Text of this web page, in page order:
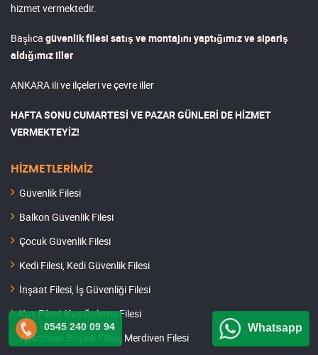
hizmet vermektedir.
Başlıca güvenlik filesi satış ve montajını yaptığımız ve sipariş
aldığımız iller
ANKARA ili ve ilçeleri ve çevre iller
HAFTA SONU CUMARTESİ VE PAZAR GÜNLERİ DE HİZMET
VERMEKTEYİZ!
HİZMETLERİMİZ
Güvenlik Filesi
Balkon Güvenlik Filesi
Çocuk Güvenlik Filesi
Kedi Filesi, Kedi Güvenlik Filesi
İnşaat Filesi, İş Güvenliği Filesi
Kuş Filesi, Kuş Önleme Filesi
Apartman Boşluk Filesi, Merdiven Filesi
0545 240 09 94 Whatsapp